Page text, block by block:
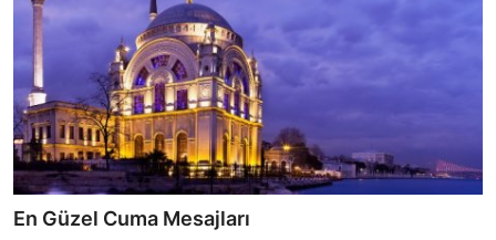
En Güzel Cuma Mesajları